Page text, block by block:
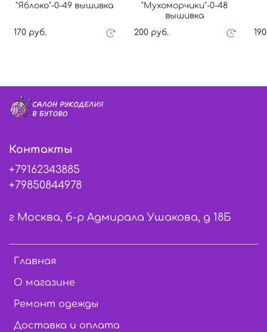
"Яблоко"-0-49 вышивка
170 руб.
"Мухоморчики"-0-48
вышивка
200 руб.
Главная
О магазине
Ремонт одежды
Доставка и оплата
Контакты
+79162343885
+79850844978
г Москва, б-р Адмирала Ушакова, д 18Б